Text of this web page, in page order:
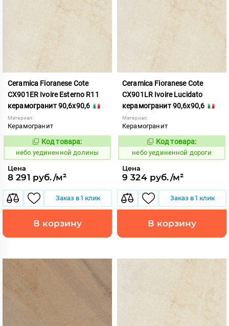
Ceramica Fioranese Cote
CX901ER Ivoire Esterno R11
керамогранит 90,6x90,6
Материал:
Керамогранит
1122896
Код товара:
небо уединенной долины
Цена
8 291 руб./м²
Заказ в 1 клик
В корзину
Ceramica Fioranese Cote
CX901LR Ivoire Lucidato
керамогранит 90,6x90,6
Материал:
Керамогранит
1122897
Код товара:
небо уединенной дороги
Цена
9 324 руб./м²
Заказ в 1 клик
В корзину